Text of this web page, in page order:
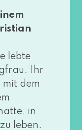
leb­te
Ihr
mit dem
in
leben.